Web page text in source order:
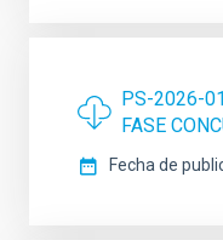
PS-2026-
FASE
Fecha de